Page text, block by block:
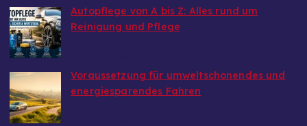
Autopflege von A bis Z: Alles rund um
Reinigung und Pflege
Voraussetzung für umweltschonendes und
energiesparendes Fahren